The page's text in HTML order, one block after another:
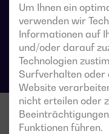
Um Ihnen ein
verwenden wir
Informationen auf
und/oder darauf
Technologien
Surfverhalten oder
Website
nicht erteilen oder
Funktionen führen.
Technische